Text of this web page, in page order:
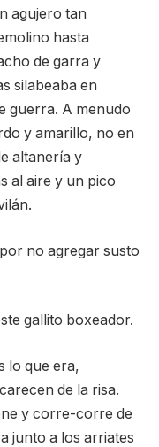
agujero tan
hasta
de garra y
silabeaba en
guerra. A menudo
y amarillo, no en
altanería y
al aire y un pico
no agregar susto
gallito boxeador.
lo que era,
de la risa.
y corre-corre de
junto a los arriates